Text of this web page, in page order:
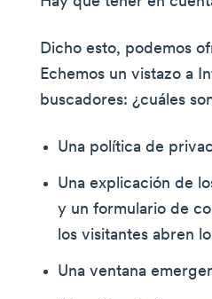
Dicho esto, podemos
Echemos un vistazo a
buscadores: ¿cuáles
Una política de
Una explicación de
y un formulario de
los visitantes abren
Una ventana